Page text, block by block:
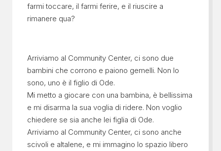
farmi toccare, il farmi ferire, e il riuscire a
rimanere qua?
Arriviamo al Community Center, ci sono due
bambini che corrono e paiono gemelli. Non lo
sono, uno è il figlio di Ode.
Mi metto a giocare con una bambina, è bellissima
e mi disarma la sua voglia di ridere. Non voglio
chiedere se sia anche lei figlia di Ode.
Arriviamo al Community Center, ci sono anche
scivoli e altalene, e mi immagino lo spazio libero